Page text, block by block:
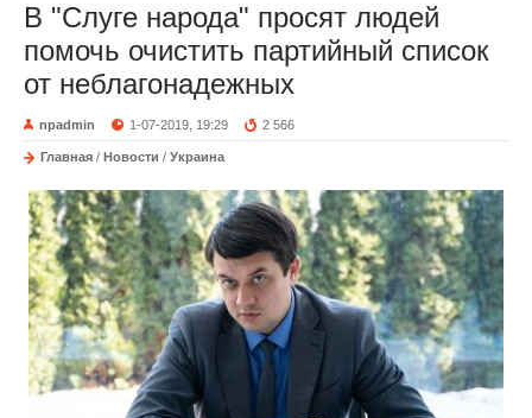
В "Слуге народа" просят людей
помочь очистить партийный список
от неблагонадежных
npadmin 1-07-2019, 19:29 2 566
Главная / Новости / Украина